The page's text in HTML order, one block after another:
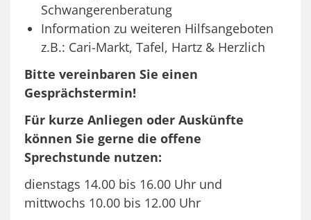
Schwangerenberatung
Information zu weiteren Hilfsangeboten
z.B.: Cari-Markt, Tafel, Hartz & Herzlich
Bitte vereinbaren Sie einen
Gesprächstermin!
Für kurze Anliegen oder Auskünfte
können Sie gerne die offene
Sprechstunde nutzen:
dienstags 14.00 bis 16.00 Uhr und
mittwochs 10.00 bis 12.00 Uhr